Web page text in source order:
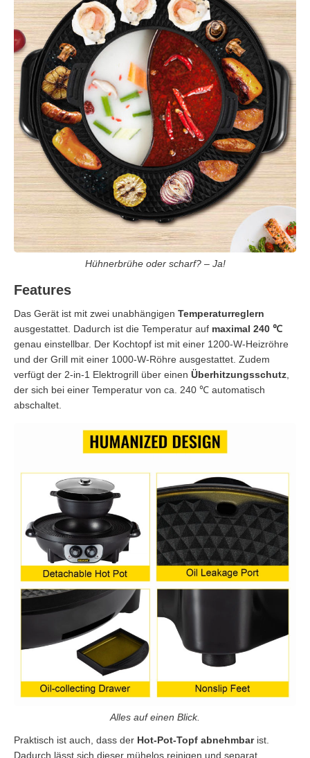
Hühnerbrühe oder scharf? – Ja!
Features
Das Gerät ist mit zwei unabhängigen Temperaturreglern
ausgestattet. Dadurch ist die Temperatur auf maximal 240 ℃
genau einstellbar. Der Kochtopf ist mit einer 1200-W-Heizröhre
und der Grill mit einer 1000-W-Röhre ausgestattet. Zudem
verfügt der 2-in-1 Elektrogrill über einen Überhitzungsschutz,
der sich bei einer Temperatur von ca. 240 ℃ automatisch
abschaltet.
Alles auf einen Blick.
Praktisch ist auch, dass der Hot-Pot-Topf abnehmbarist.
Dadurch lässt sich dieser mühelos reinigen und separat